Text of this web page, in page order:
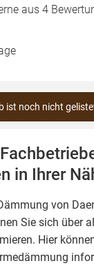
aus 4
ist noch nicht
in Ihrer
von
Sie sich über
Hier